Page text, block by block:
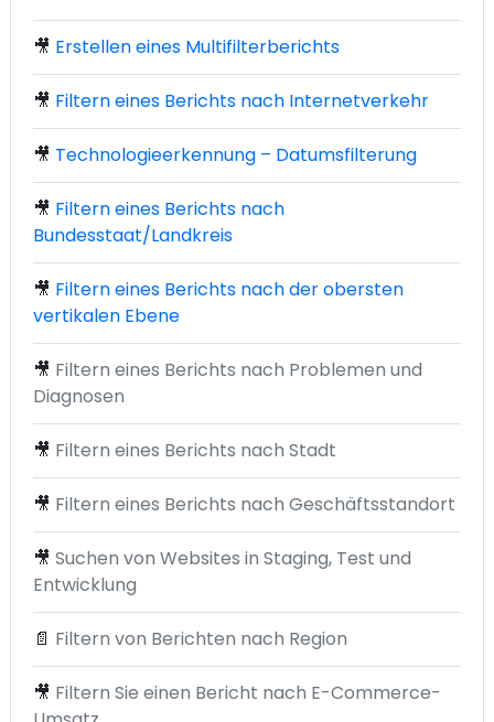
🎥 Erstellen eines Multifilterberichts
🎥 Filtern eines Berichts nach Internetverkehr
🎥 Technologieerkennung – Datumsfilterung
🎥 Filtern eines Berichts nach
Bundesstaat/Landkreis
🎥 Filtern eines Berichts nach der obersten
vertikalen Ebene
🎥 Filtern eines Berichts nach Problemen und
Diagnosen
🎥 Filtern eines Berichts nach Stadt
🎥 Filtern eines Berichts nach Geschäftsstandort
🎥 Suchen von Websites in Staging, Test und
Entwicklung
📄 Filtern von Berichten nach Region
🎥 Filtern Sie einen Bericht nach E-Commerce-